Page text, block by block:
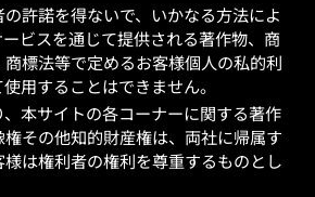
許諾を得ないで、いかなる方法によ
ビスを通じて提供される著作物、商
標法等で定めるお客様個人の私的利
用することはできません。
本サイトの各コーナーに関する著作
その他知的財産権は、両社に帰属す
は権利者の権利を尊重するものとし